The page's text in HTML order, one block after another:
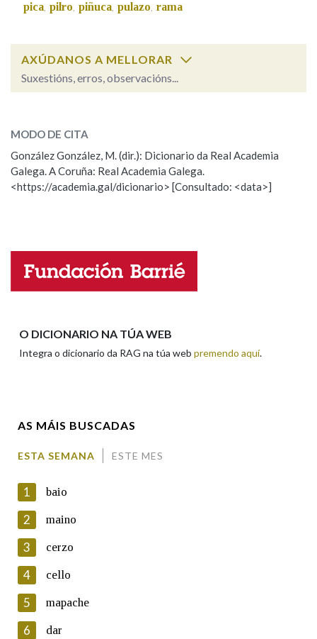
Na fraseoloxía
Marcas gramaticais
Pertence a
LIMPAR
pica, pilro, piñuca, pulazo, rama
AXÚDANOS A MELLORAR
Suxestións, erros, observacións...
ESCOLLE UNHA OPCIÓN:
Observación Hai un erro na palabra
Propoño mellorar a definición
Nome
En cumprimento da normativa vixente en materia de
Protección de Datos de Carácter Persoal, a Real Academia
Galega informa a aqueles usuarios que faciliten o seu correo
electrónico, así como calquera outra información de carácter
persoal, que estes datos serán obxecto de tratamento
automatizado de carácter confidencial e incorporados aos seus
ficheiros informáticos. Así mesmo, os usuarios poderán exercer o
MODO DE CITA
González González, M. (dir.): Dicionario da Real Academia
Galega. A Coruña: Real Academia Galega.
<https://academia.gal/dicionario> [Consultado: <data>]
O DICIONARIO NA TÚA WEB
Integra o dicionario da RAG na túa web premendo aquí.
AS MÁIS BUSCADAS
ESTA SEMANA ESTE MES
1 baio
2 maino
3 cerzo
4 cello
5 mapache
6 dar